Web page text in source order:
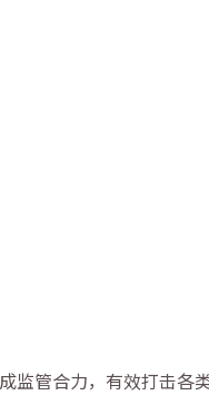
监管合力，有效打击各